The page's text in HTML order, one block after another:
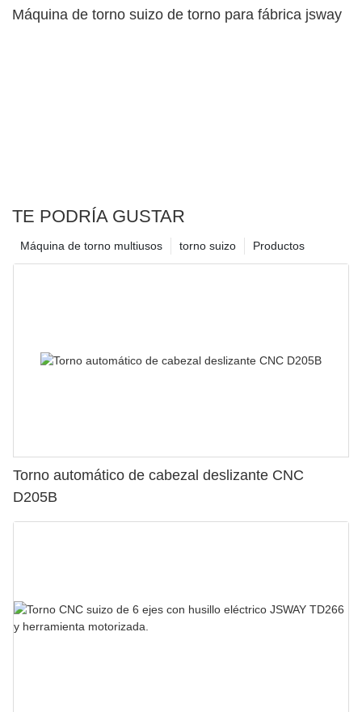
Máquina de torno suizo de torno para fábrica jsway
TE PODRÍA GUSTAR
Productos
torno suizo
Máquina de torno multiusos
Torno automático de cabezal deslizante CNC
D205B